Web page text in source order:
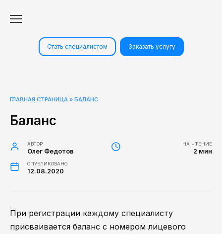
Стать специалистом Заказать услугу
ГЛАВНАЯ СТРАНИЦА » БАЛАНС
Баланс
АВТОР
Олег Федотов
НА ЧТЕНИЕ
2 мин
ОПУБЛИКОВАНО
12.08.2020
При регистрации каждому специалисту
присваивается баланс с номером лицевого